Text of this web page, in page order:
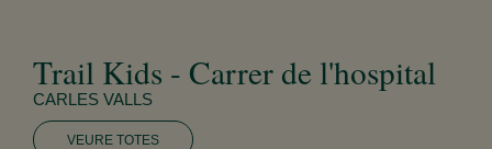
Trail Kids - Carrer de l'hospital
CARLES VALLS
VEURE TOTES